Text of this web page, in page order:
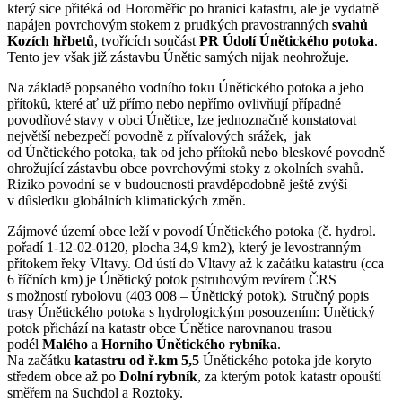
který sice přitéká od Horoměřic po hranici katastru, ale je vydatně
napájen povrchovým stokem z prudkých pravostranných svahů
Kozích hřbetů, tvořících součástPR Údolí Únětického potoka.
Tento jev však již zástavbu Únětic samých nijak neohrožuje.
Na základě popsaného vodního toku Únětického potoka a jeho
přítoků, které ať už přímo nebo nepřímo ovlivňují případné
povodňové stavy v obci Únětice, lze jednoznačně konstatovat
největší nebezpečí povodně z přívalových srážek, jak
od Únětického potoka, tak od jeho přítoků nebo bleskové povodně
ohrožující zástavbu obce povrchovými stoky z okolních svahů.
Riziko povodní se v budoucnosti pravděpodobně ještě zvýší
v důsledku globálních klimatických změn.
Zájmové území obce leží v povodí Únětického potoka (č. hydrol.
pořadí 1-12-02-0120, plocha 34,9 km2), který je levostranným
přítokem řeky Vltavy. Od ústí do Vltavy až k začátku katastru (cca
6 říčních km) je Únětický potok pstruhovým revírem ČRS
s možností rybolovu (403 008 – Únětický potok). Stručný popis
trasy Únětického potoka s hydrologickým posouzením: Únětický
potok přichází na katastr obce Únětice narovnanou trasou
podél Malého a Horního Únětického rybníka.
Na začátku katastru od ř.km 5,5 Únětického potoka jde koryto
středem obce až po Dolní rybník, za kterým potok katastr opouští
směřem na Suchdol a Roztoky.